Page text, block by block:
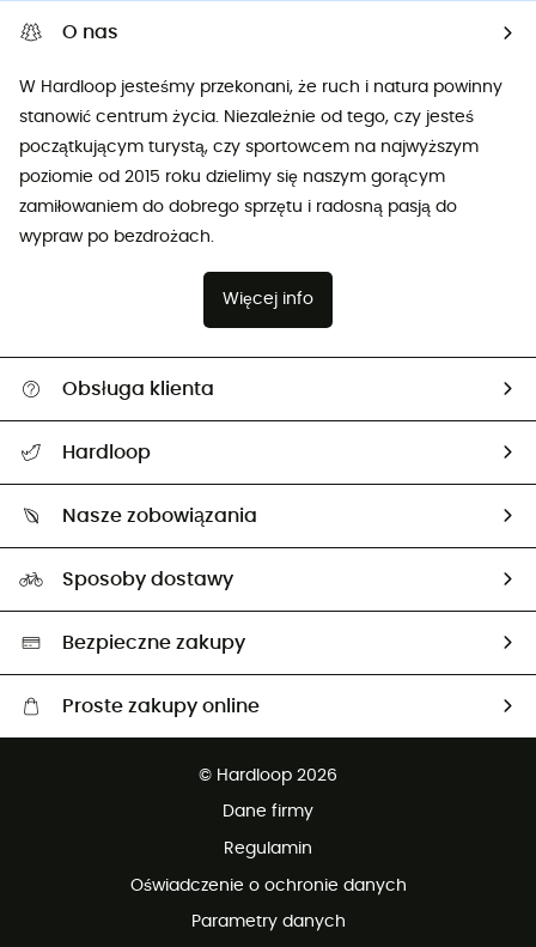
O nas
W Hardloop jesteśmy przekonani, że ruch i natura powinny
stanowić centrum życia. Niezależnie od tego, czy jesteś
początkującym turystą, czy sportowcem na najwyższym
poziomie od 2015 roku dzielimy się naszym gorącym
zamiłowaniem do dobrego sprzętu i radosną pasją do
wypraw po bezdrożach.
Więcej info
Obsługa klienta
Śledzenie przesyłki
Zwrot artykułów i zwrot środków
Hardloop
Ambasadorzy
Nasze zobowiązania
Neutralność węglowa
Wybrane produkty eko
Sposoby dostawy
Bezpieczne zakupy
Proste zakupy online
100 dni na bezpłatny zwrot
© Hardloop 2026
Dane firmy
Regulamin
Oświadczenie o ochronie danych
Parametry danych